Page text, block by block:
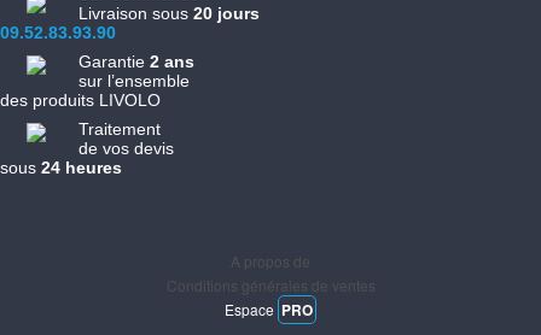
Livraison sous 20 jours
09.52.83.93.90
Garantie 2 ans
sur l’ensemble
des produits LIVOLO
Traitement
de vos devis
sous 24 heures
A propos de
Conditions générales de ventes
Espace PRO